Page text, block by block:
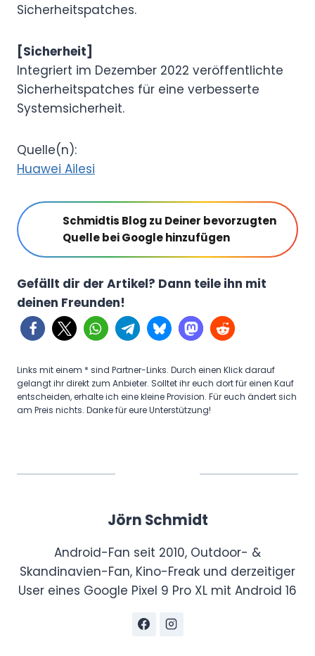
Sicherheitspatches.
[Sicherheit]
Integriert im Dezember 2022 veröffentlichte
Sicherheitspatches für eine verbesserte
Systemsicherheit.
Quelle(n):
Huawei Ailesi
Schmidtis Blog zu Deiner bevorzugten
Quelle bei Google hinzufügen
Gefällt dir der Artikel? Dann teile ihn mit
deinen Freunden!
Links mit einem * sind Partner-Links. Durch einen Klick darauf
gelangt ihr direkt zum Anbieter. Solltet ihr euch dort für einen Kauf
entscheiden, erhalte ich eine kleine Provision. Für euch ändert sich
am Preis nichts. Danke für eure Unterstützung!
Jörn Schmidt
Android-Fan seit 2010, Outdoor- &
Skandinavien-Fan, Kino-Freak und derzeitiger
User eines Google Pixel 9 Pro XL mit Android 16